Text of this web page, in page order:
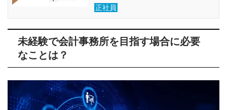
正社員
未経験で会計事務所を目指す場合に必要
なことは？